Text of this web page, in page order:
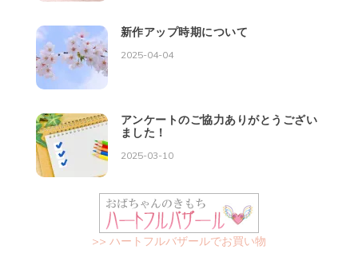
新作アップ時期について
2025-04-04
アンケートのご協力ありがとうござい
ました！
2025-03-10
>> ハートフルバザールでお買い物